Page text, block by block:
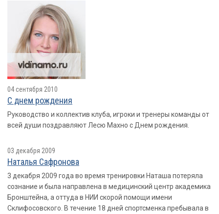
04 сентября 2010
С днем рождения
Руководство и коллектив клуба, игроки и тренеры команды от
всей души поздравляют Лесю Махно с Днем рождения.
03 декабря 2009
Наталья Сафронова
3 декабря 2009 года во время тренировки Наташа потеряла
сознание и была направлена в медицинский центр академика
Бронштейна, а оттуда в НИИ скорой помощи имени
Склифосовского. В течение 18 дней спортсменка пребывала в